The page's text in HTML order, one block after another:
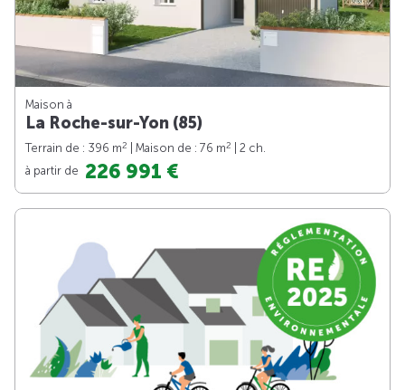
Maison à
La Roche-sur-Yon (85)
Terrain de : 396 m2 | Maison de : 76 m2
| 2 ch.
à partir de 226 991 €